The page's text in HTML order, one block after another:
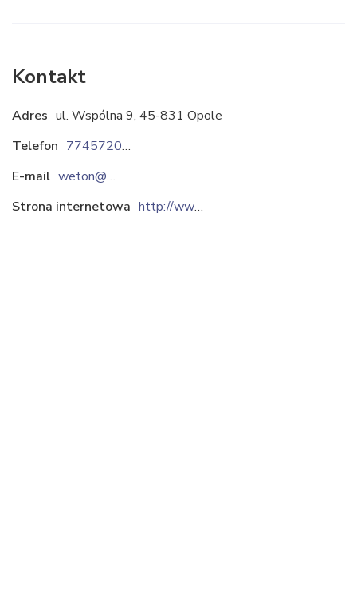
Kontakt
Adres ul. Wspólna 9, 45-831 Opole
Telefon
774572094
E-mail
weton@weton.pl
Strona internetowa
http://www.weton.pl